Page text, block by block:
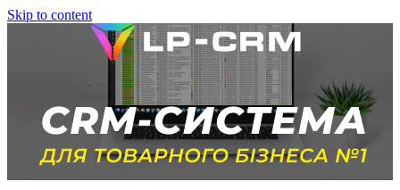
Skip to content